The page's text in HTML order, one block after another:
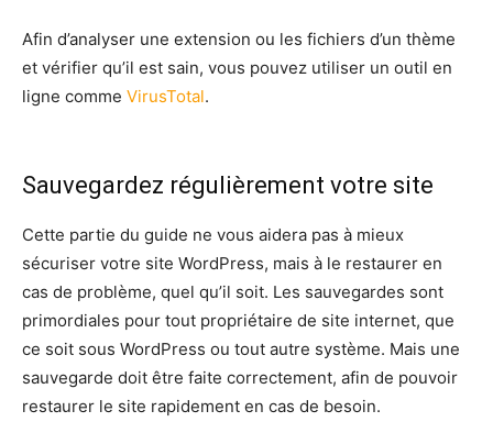
Afin d’analyser une extension ou les fichiers d’un thème
et vérifier qu’il est sain, vous pouvez utiliser un outil en
ligne comme VirusTotal.
Sauvegardez régulièrement votre site
Cette partie du guide ne vous aidera pas à mieux
sécuriser votre site WordPress, mais à le restaurer en
cas de problème, quel qu’il soit. Les sauvegardes sont
primordiales pour tout propriétaire de site internet, que
ce soit sous WordPress ou tout autre système. Mais une
sauvegarde doit être faite correctement, afin de pouvoir
restaurer le site rapidement en cas de besoin.